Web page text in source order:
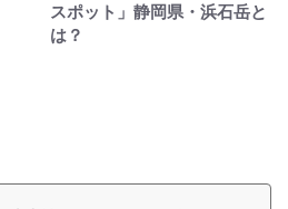
スポット」静岡県・浜石岳と
は？